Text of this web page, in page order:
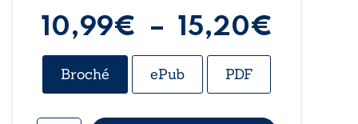
10,99€ – 15,20€
Broché ePub PDF